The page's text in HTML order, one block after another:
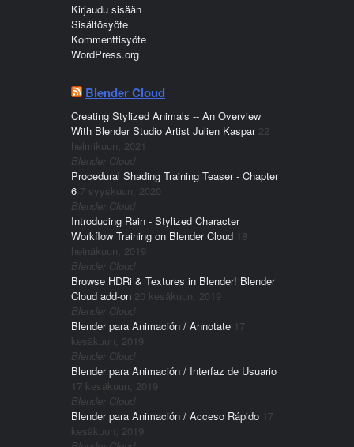
Kirjaudu sisään
Sisältösyöte
Kommenttisyöte
WordPress.org
Blender Cloud
Creating Stylized Animals -- An Overview
With Blender Studio Artist Julien Kaspar 22
helmikuun, 2021
Blender Cloud
Procedural Shading Training Teaser - Chapter
6 7 syyskuun, 2020
Blender Cloud
Introducing Rain - Stylized Character
Workflow Training on Blender Cloud 18
heinäkuun, 2019
Blender Cloud
Browse HDRi & Textures in Blender! Blender
Cloud add-on 20 kesäkuun, 2019
Blender Cloud
Blender para Animación / Annotate 17
kesäkuun, 2019
Blender Cloud
Blender para Animación / Interfaz de Usuario
17 kesäkuun, 2019
Blender Cloud
Blender para Animación / Acceso Rápido 17
kesäkuun, 2019